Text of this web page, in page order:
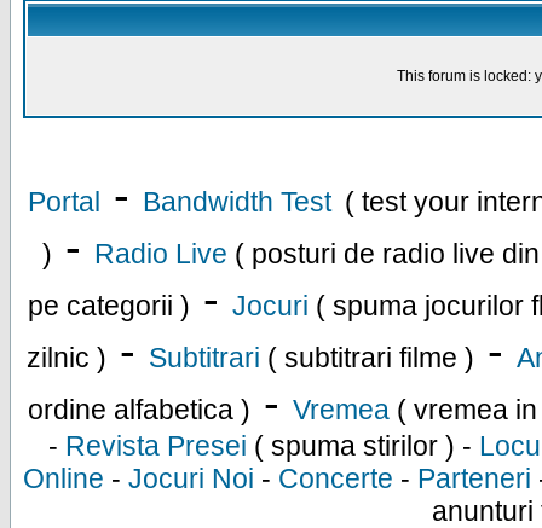
This forum is locked:
Portal - Bandwidth Test ( test your
) - Radio Live ( posturi de radio live
pe categorii ) - Jocuri ( spuma jocurilor
zilnic ) - Subtitrari ( subtitrari filme ) -
ordine alfabetica ) - Vremea ( vremea
- Revista Presei ( spuma stirilor ) -
Online - Jocuri Noi - Concerte - Parteneri
anunturi